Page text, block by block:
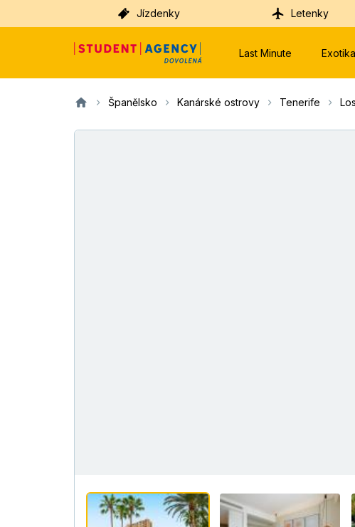
Jízdenky Letenky
Last Minute Exotika
Španělsko Kanárské ostrovy Tenerife